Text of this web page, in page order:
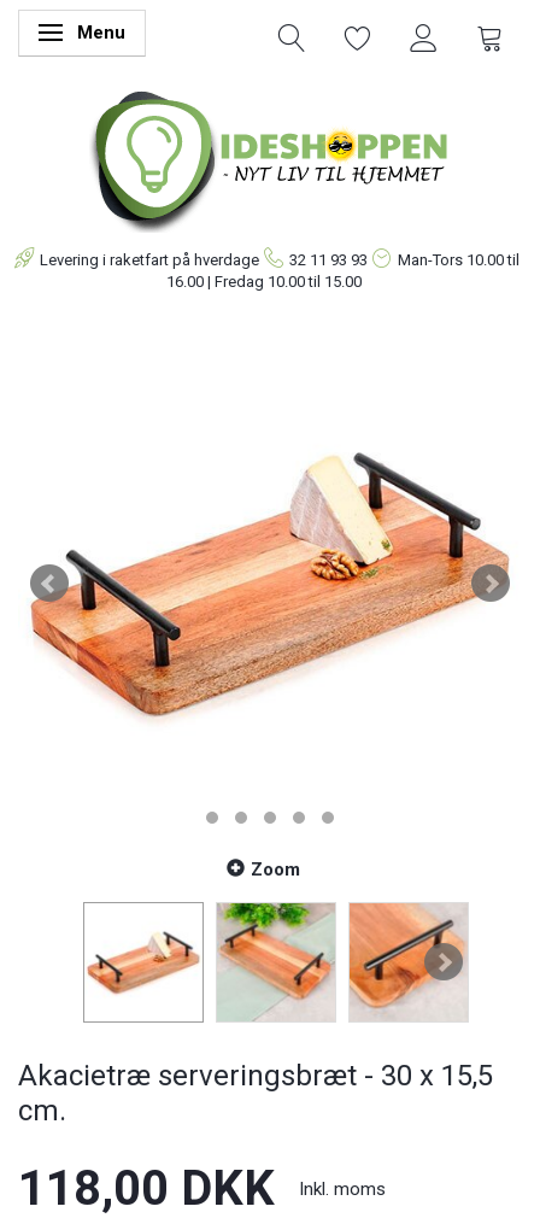
Skifte navigation
Menu
Levering i raketfart på hverdage 32 11 93 93 Man-Tors 10.00 til
16.00 | Fredag 10.00 til 15.00
Zoom
Akacietræ serveringsbræt - 30 x 15,5
cm.
118,00 DKK Inkl. moms